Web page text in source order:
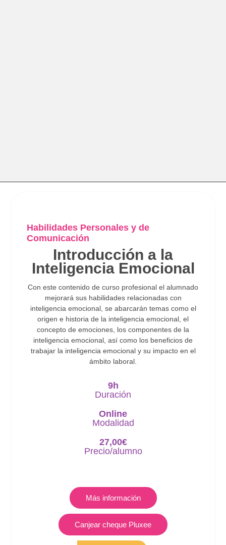
Habilidades Personales y de
Comunicación
Introducción a la
Inteligencia Emocional
Con este contenido de curso profesional el alumnado
mejorará sus habilidades relacionadas con
inteligencia emocional, se abarcarán temas como el
origen e historia de la inteligencia emocional, el
concepto de emociones, los componentes de la
inteligencia emocional, así como los beneficios de
trabajar la inteligencia emocional y su impacto en el
ámbito laboral.
9h
Duración
Online
Modalidad
27,00€
Precio/alumno
Más información
Canjear cheque Pluxee